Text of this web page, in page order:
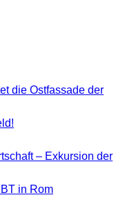
die Ostfassade der
– Exkursion der
in Rom